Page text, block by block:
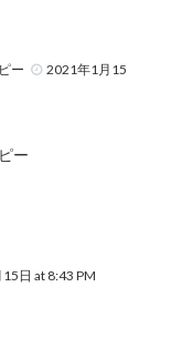
ー
2021年1月15
ー
日 at 8:43 PM